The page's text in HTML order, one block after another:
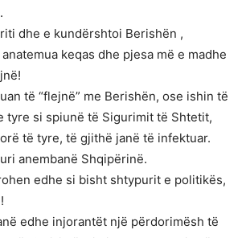
dhe e kundërshtoi Berishën ,
keqas dhe pjesa më e madhe
të “flejnë” me Berishën, ose ishin të
tyre si spiunë të Sigurimit të Shtetit,
të tyre, të gjithë janë të infektuar.
anembanë Shqipërinë.
edhe si bisht shtypurit e politikës,
edhe injorantët një përdorimësh të